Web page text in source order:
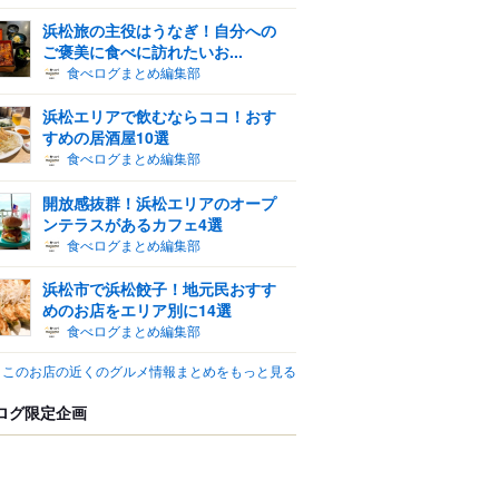
浜松旅の主役はうなぎ！自分への
ご褒美に食べに訪れたいお...
食べログまとめ編集部
浜松エリアで飲むならココ！おす
すめの居酒屋10選
食べログまとめ編集部
開放感抜群！浜松エリアのオープ
ンテラスがあるカフェ4選
食べログまとめ編集部
浜松市で浜松餃子！地元民おすす
めのお店をエリア別に14選
食べログまとめ編集部
このお店の近くのグルメ情報まとめをもっと見る
グ限定企画